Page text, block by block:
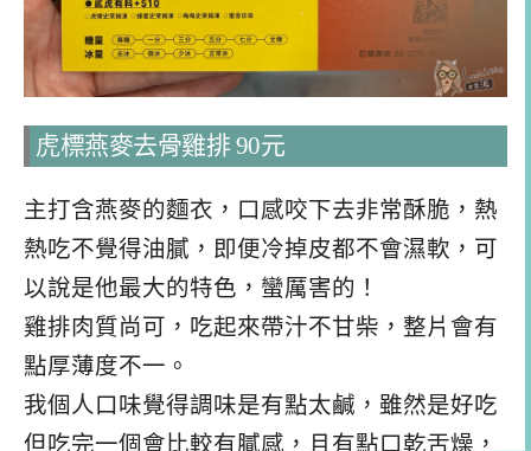
虎標燕麥去骨雞排 90元
主打含燕麥的麵衣，口感咬下去非常酥脆，熱
熱吃不覺得油膩，即便冷掉皮都不會濕軟，可
以說是他最大的特色，蠻厲害的！
雞排肉質尚可，吃起來帶汁不甘柴，整片會有
點厚薄度不一。
我個人口味覺得調味是有點太鹹，雖然是好吃
但吃完一個會比較有膩感，且有點口乾舌燥，